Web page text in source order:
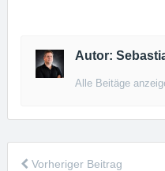
Autor:
Alle Beitäge
Vorheriger Beitrag